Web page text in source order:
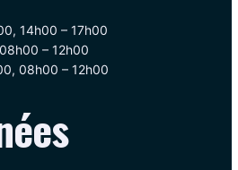
14h00 – 17h00
– 12h00
08h00 – 12h00